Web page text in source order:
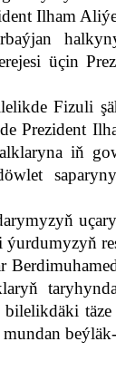
Ilham
üçin
Fizuli
Prezident
iň